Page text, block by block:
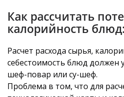
Как рассчитать
калорийность
Расчет расхода сырья,
себестоимость блюд должен
шеф-повар или су-шеф.
Проблема в том, что для